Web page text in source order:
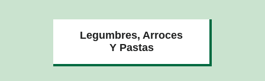
Legumbres, Arroces
Y Pastas